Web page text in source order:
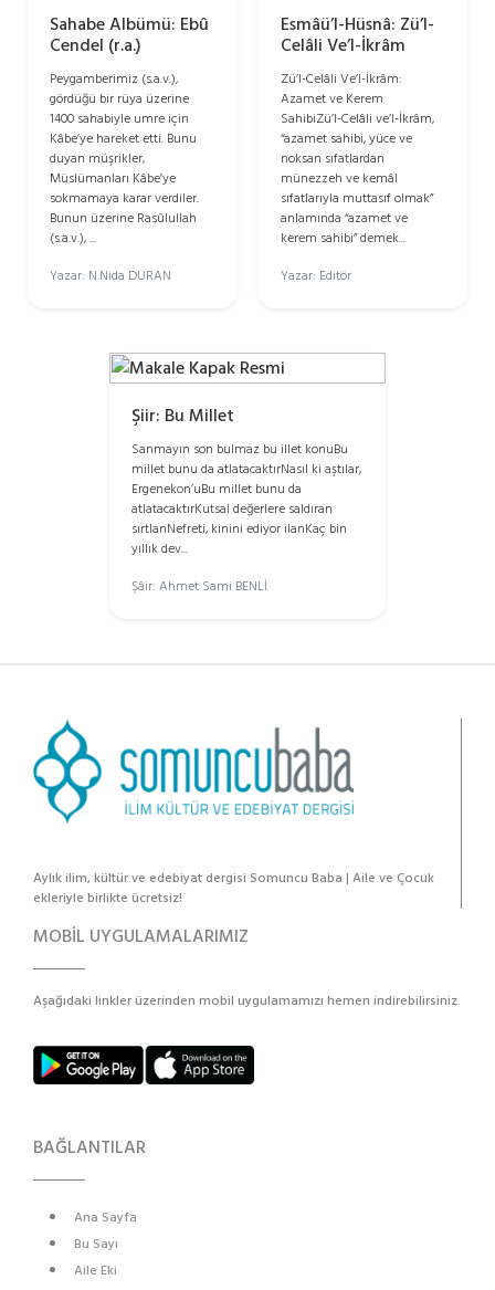
Sahabe Albümü: Ebû
Cendel (r.a.)
Peygamberimiz (s.a.v.),
gördüğü bir rüya üzerine
1400 sahabiyle umre için
Kâbe’ye hareket etti. Bunu
duyan müşrikler,
Müslümanları Kâbe’ye
sokmamaya karar verdiler.
Bunun üzerine Rasûlullah
(s.a.v.), ...
Yazar: N.Nida DURAN
Esmâü’l-Hüsnâ: Zü’l-
Celâli Ve’l-İkrâm
Zü’l-Celâli Ve’l-İkrâm:
Azamet ve Kerem
SahibiZü’l-Celâli ve’l-İkrâm,
“azamet sahibi, yüce ve
noksan sıfatlardan
münezzeh ve kemâl
sıfatlarıyla muttasıf olmak”
anlamında “azamet ve
kerem sahibi” demek...
Yazar: Editör
Şiir: Bu Millet
Sanmayın son bulmaz bu illet konuBu
millet bunu da atlatacaktırNasıl ki aştılar,
Ergenekon’uBu millet bunu da
atlatacaktırKutsal değerlere saldıran
sırtlanNefreti, kinini ediyor ilanKaç bin
yıllık dev...
Şâir: Ahmet Sami BENLİ
Aylık ilim, kültür ve edebiyat dergisi Somuncu Baba | Aile ve Çocuk
ekleriyle birlikte ücretsiz!
MOBİL UYGULAMALARIMIZ
Aşağıdaki linkler üzerinden mobil uygulamamızı hemen indirebilirsiniz.
BAĞLANTILAR
Ana Sayfa
Bu Sayı
Aile Eki